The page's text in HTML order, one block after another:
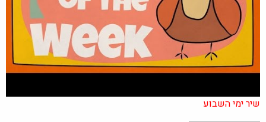
שיר ימי השבוע